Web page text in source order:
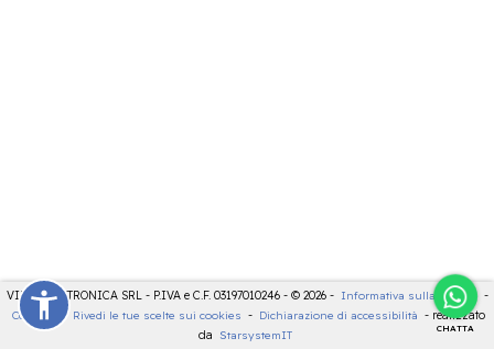
CHATTA
VIDEOELETTRONICA SRL - P.IVA e C.F. 03197010246 - © 2026 - Informativa sulla privacy -
Cookies
- Rivedi le tue scelte sui cookies - Dichiarazione di accessibilità - realizzato
da
StarsystemIT